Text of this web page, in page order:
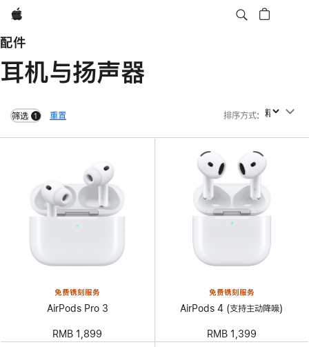
Apple
配件
耳机与扬声器
筛选 1
filters active
重置 排序方式: 排序方式
免费镌刻服务
AirPods Pro 3
RMB 1,899
免费镌刻服务
AirPods 4 (支持主动降噪)
RMB 1,399